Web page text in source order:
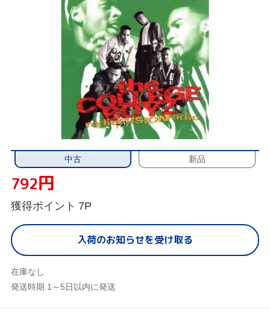
中古 新品
792円
獲得ポイント 7P
入荷のお知らせを受け取る
在庫なし
発送時期 1～5日以内に発送